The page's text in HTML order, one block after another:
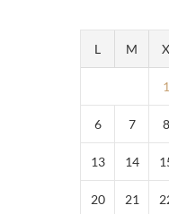
L M X
1
6 7 8
13 14
20 21